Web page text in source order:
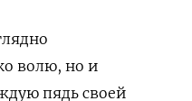
волю, но и
пядь своей